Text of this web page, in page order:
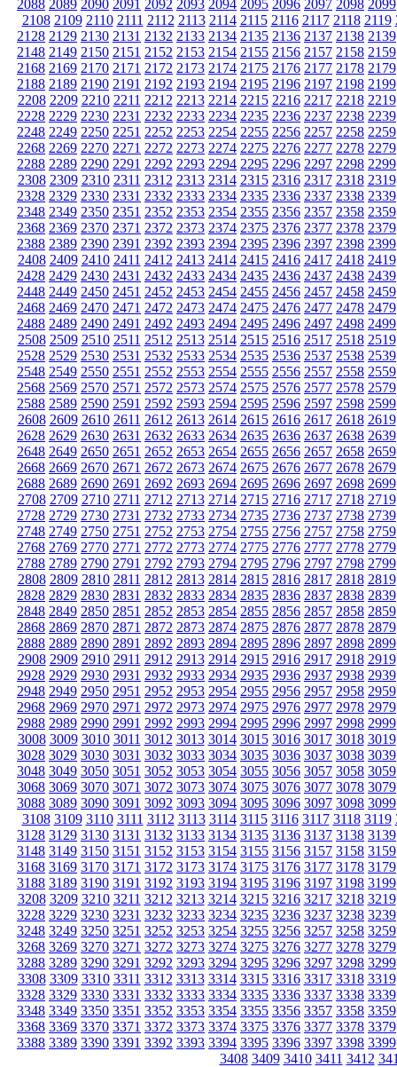
2088 2089 2090 2091 2092 2093 2094 2095 2096 2097 2098 2099
2108 2109 2110 2111 2112 2113 2114 2115 2116 2117 2118 2119
2128 2129 2130 2131 2132 2133 2134 2135 2136 2137 2138 2139
2148 2149 2150 2151 2152 2153 2154 2155 2156 2157 2158 2159
2168 2169 2170 2171 2172 2173 2174 2175 2176 2177 2178 2179
2188 2189 2190 2191 2192 2193 2194 2195 2196 2197 2198 2199
2208 2209 2210 2211 2212 2213 2214 2215 2216 2217 2218 2219
2228 2229 2230 2231 2232 2233 2234 2235 2236 2237 2238 2239
2248 2249 2250 2251 2252 2253 2254 2255 2256 2257 2258 2259
2268 2269 2270 2271 2272 2273 2274 2275 2276 2277 2278 2279
2288 2289 2290 2291 2292 2293 2294 2295 2296 2297 2298 2299
2308 2309 2310 2311 2312 2313 2314 2315 2316 2317 2318 2319
2328 2329 2330 2331 2332 2333 2334 2335 2336 2337 2338 2339
2348 2349 2350 2351 2352 2353 2354 2355 2356 2357 2358 2359
2368 2369 2370 2371 2372 2373 2374 2375 2376 2377 2378 2379
2388 2389 2390 2391 2392 2393 2394 2395 2396 2397 2398 2399
2408 2409 2410 2411 2412 2413 2414 2415 2416 2417 2418 2419
2428 2429 2430 2431 2432 2433 2434 2435 2436 2437 2438 2439
2448 2449 2450 2451 2452 2453 2454 2455 2456 2457 2458 2459
2468 2469 2470 2471 2472 2473 2474 2475 2476 2477 2478 2479
2488 2489 2490 2491 2492 2493 2494 2495 2496 2497 2498 2499
2508 2509 2510 2511 2512 2513 2514 2515 2516 2517 2518 2519
2528 2529 2530 2531 2532 2533 2534 2535 2536 2537 2538 2539
2548 2549 2550 2551 2552 2553 2554 2555 2556 2557 2558 2559
2568 2569 2570 2571 2572 2573 2574 2575 2576 2577 2578 2579
2588 2589 2590 2591 2592 2593 2594 2595 2596 2597 2598 2599
2608 2609 2610 2611 2612 2613 2614 2615 2616 2617 2618 2619
2628 2629 2630 2631 2632 2633 2634 2635 2636 2637 2638 2639
2648 2649 2650 2651 2652 2653 2654 2655 2656 2657 2658 2659
2668 2669 2670 2671 2672 2673 2674 2675 2676 2677 2678 2679
2688 2689 2690 2691 2692 2693 2694 2695 2696 2697 2698 2699
2708 2709 2710 2711 2712 2713 2714 2715 2716 2717 2718 2719
2728 2729 2730 2731 2732 2733 2734 2735 2736 2737 2738 2739
2748 2749 2750 2751 2752 2753 2754 2755 2756 2757 2758 2759
2768 2769 2770 2771 2772 2773 2774 2775 2776 2777 2778 2779
2788 2789 2790 2791 2792 2793 2794 2795 2796 2797 2798 2799
2808 2809 2810 2811 2812 2813 2814 2815 2816 2817 2818 2819
2828 2829 2830 2831 2832 2833 2834 2835 2836 2837 2838 2839
2848 2849 2850 2851 2852 2853 2854 2855 2856 2857 2858 2859
2868 2869 2870 2871 2872 2873 2874 2875 2876 2877 2878 2879
2888 2889 2890 2891 2892 2893 2894 2895 2896 2897 2898 2899
2908 2909 2910 2911 2912 2913 2914 2915 2916 2917 2918 2919
2928 2929 2930 2931 2932 2933 2934 2935 2936 2937 2938 2939
2948 2949 2950 2951 2952 2953 2954 2955 2956 2957 2958 2959
2968 2969 2970 2971 2972 2973 2974 2975 2976 2977 2978 2979
2988 2989 2990 2991 2992 2993 2994 2995 2996 2997 2998 2999
3008 3009 3010 3011 3012 3013 3014 3015 3016 3017 3018 3019
3028 3029 3030 3031 3032 3033 3034 3035 3036 3037 3038 3039
3048 3049 3050 3051 3052 3053 3054 3055 3056 3057 3058 3059
3068 3069 3070 3071 3072 3073 3074 3075 3076 3077 3078 3079
3088 3089 3090 3091 3092 3093 3094 3095 3096 3097 3098 3099
3108 3109 3110 3111 3112 3113 3114 3115 3116 3117 3118 3119
3128 3129 3130 3131 3132 3133 3134 3135 3136 3137 3138 3139
3148 3149 3150 3151 3152 3153 3154 3155 3156 3157 3158 3159
3168 3169 3170 3171 3172 3173 3174 3175 3176 3177 3178 3179
3188 3189 3190 3191 3192 3193 3194 3195 3196 3197 3198 3199
3208 3209 3210 3211 3212 3213 3214 3215 3216 3217 3218 3219
3228 3229 3230 3231 3232 3233 3234 3235 3236 3237 3238 3239
3248 3249 3250 3251 3252 3253 3254 3255 3256 3257 3258 3259
3268 3269 3270 3271 3272 3273 3274 3275 3276 3277 3278 3279
3288 3289 3290 3291 3292 3293 3294 3295 3296 3297 3298 3299
3308 3309 3310 3311 3312 3313 3314 3315 3316 3317 3318 3319
3328 3329 3330 3331 3332 3333 3334 3335 3336 3337 3338 3339
3348 3349 3350 3351 3352 3353 3354 3355 3356 3357 3358 3359
3368 3369 3370 3371 3372 3373 3374 3375 3376 3377 3378 3379
3388 3389 3390 3391 3392 3393 3394 3395 3396 3397 3398 3399
3408 3409 3410 3411 3412